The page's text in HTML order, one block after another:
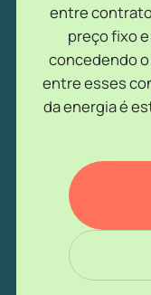
entre
preço fixo
concedendo
entre esses
da energia é